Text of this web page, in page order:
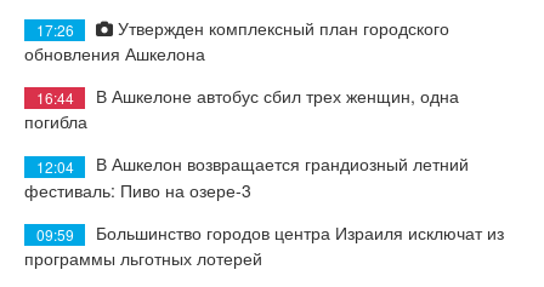
17:26
Утвержден комплексный план городского
обновления Ашкелона
16:44
В Ашкелоне автобус сбил трех женщин, одна
погибла
12:04
В Ашкелон возвращается грандиозный летний
фестиваль: Пиво на озере-3
09:59
Большинство городов центра Израиля исключат из
программы льготных лотерей